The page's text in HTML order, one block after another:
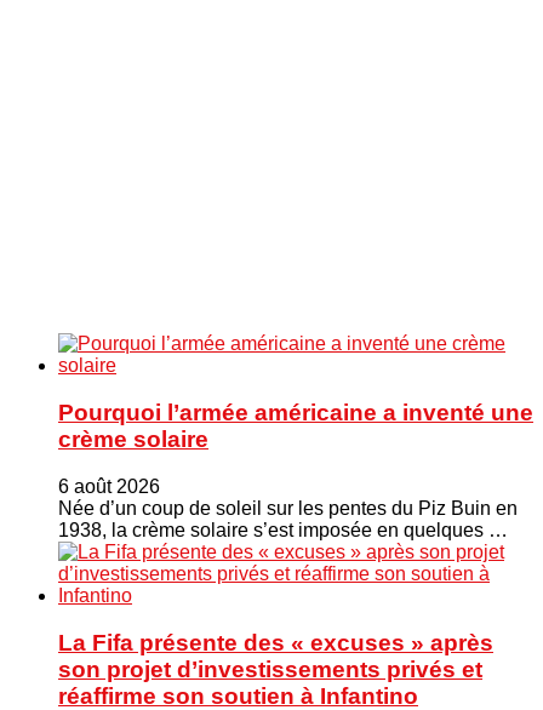
Pourquoi l’armée américaine a inventé une
crème solaire
6 août 2026
Née d’un coup de soleil sur les pentes du Piz Buin en
1938, la crème solaire s’est imposée en quelques …
La Fifa présente des « excuses » après
son projet d’investissements privés et
réaffirme son soutien à Infantino